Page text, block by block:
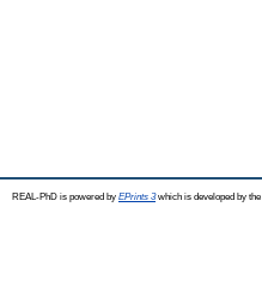
REAL-PhD is powered by EPrints 3which is developed by the